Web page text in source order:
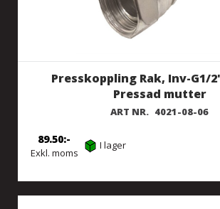
Presskoppling Rak, Inv-G1/
Pressad mutter
ART NR. 4021-08-06
Exkl. moms
89.50 I lager